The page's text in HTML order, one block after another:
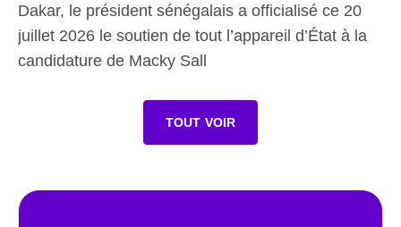
Dakar, le président sénégalais a officialisé ce 20
juillet 2026 le soutien de tout l’appareil d’État à la
candidature de Macky Sall
TOUT VOIR